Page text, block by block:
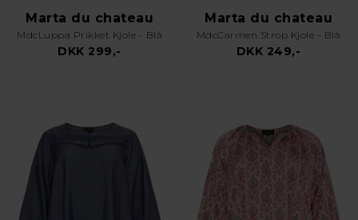
Marta du chateau
MdcLuppa Prikket Kjole - Blå
DKK 299,-
Marta du chateau
MdcCarmen Strop Kjole - Blå
DKK 249,-